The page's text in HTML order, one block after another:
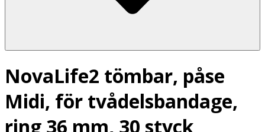
NovaLife2 tömbar, påse
Midi, för tvådelsbandage,
ring 36 mm, 30 styck